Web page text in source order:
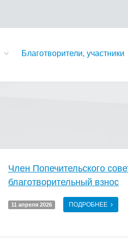
Благотворители, участники
Член Попечительского
благотворительный взнос
11 апреля 2026 ПОДРОБНЕЕ